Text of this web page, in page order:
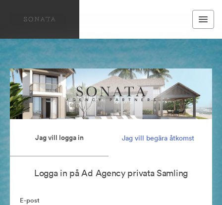
Jag vill logga in Jag vill begära åtkomst
Logga in på Ad Agency privata Samling
E-post